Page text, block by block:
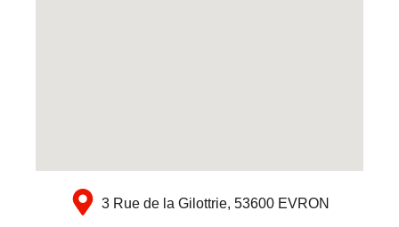
3 Rue de la Gilottrie, 53600 EVRON